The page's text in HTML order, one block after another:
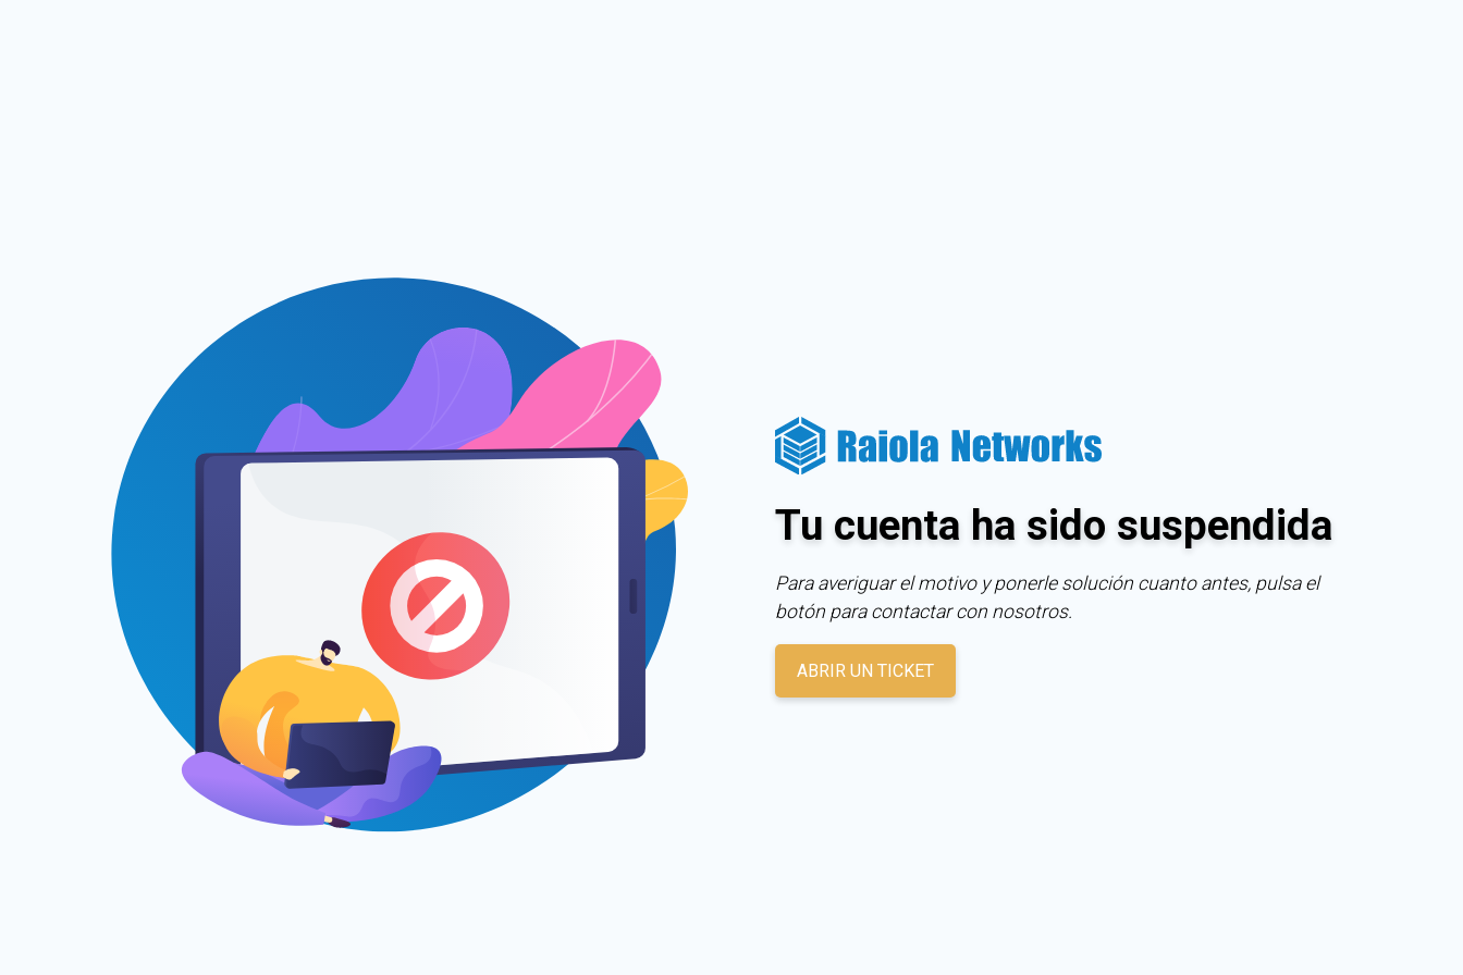
Tu cuenta ha sido suspendida
Para averiguar el motivo y ponerle solución cuanto antes, pulsa el
botón para contactar con nosotros.
ABRIR UN TICKET